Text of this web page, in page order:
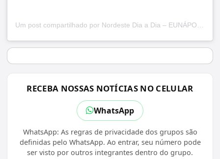
Um post compartilhado por Nordeste Dia a Dia – EUNÁPOLIS (@nordestediaadia)
RECEBA NOSSAS NOTÍCIAS NO CELULAR
WhatsApp
WhatsApp: As regras de privacidade dos grupos são
definidas pelo WhatsApp. Ao entrar, seu número pode
ser visto por outros integrantes dentro do grupo.